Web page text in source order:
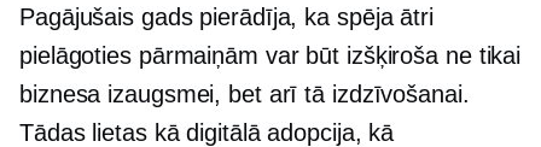
Pagājušais gads pierādīja, ka spēja ātri
pielāgoties pārmaiņām var būt izšķiroša ne tikai
biznesa izaugsmei, bet arī tā izdzīvošanai.
Tādas lietas kā digitālā adopcija, kā